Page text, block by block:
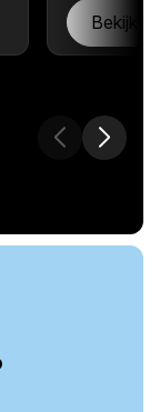
Bekijk